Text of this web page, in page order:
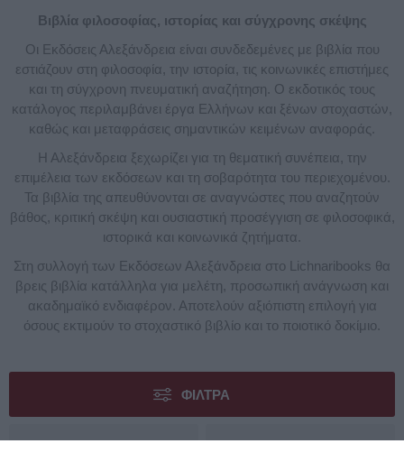
Βιβλία φιλοσοφίας, ιστορίας και σύγχρονης σκέψης
Οι Εκδόσεις Αλεξάνδρεια είναι συνδεδεμένες με βιβλία που
εστιάζουν στη φιλοσοφία, την ιστορία, τις κοινωνικές επιστήμες
και τη σύγχρονη πνευματική αναζήτηση. Ο εκδοτικός τους
κατάλογος περιλαμβάνει έργα Ελλήνων και ξένων στοχαστών,
καθώς και μεταφράσεις σημαντικών κειμένων αναφοράς.
Η Αλεξάνδρεια ξεχωρίζει για τη θεματική συνέπεια, την
επιμέλεια των εκδόσεων και τη σοβαρότητα του περιεχομένου.
Τα βιβλία της απευθύνονται σε αναγνώστες που αναζητούν
βάθος, κριτική σκέψη και ουσιαστική προσέγγιση σε φιλοσοφικά,
ιστορικά και κοινωνικά ζητήματα.
Στη συλλογή των Εκδόσεων Αλεξάνδρεια στο Lichnaribooks θα
βρεις βιβλία κατάλληλα για μελέτη, προσωπική ανάγνωση και
ακαδημαϊκό ενδιαφέρον. Αποτελούν αξιόπιστη επιλογή για
όσους εκτιμούν το στοχαστικό βιβλίο και το ποιοτικό δοκίμιο.
ΦΊΛΤΡΑ